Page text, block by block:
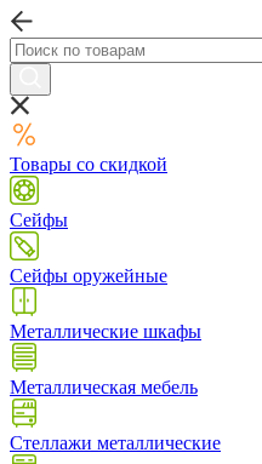
Товары со скидкой
Сейфы
Сейфы оружейные
Металлические шкафы
Металлическая мебель
Стеллажи металлические